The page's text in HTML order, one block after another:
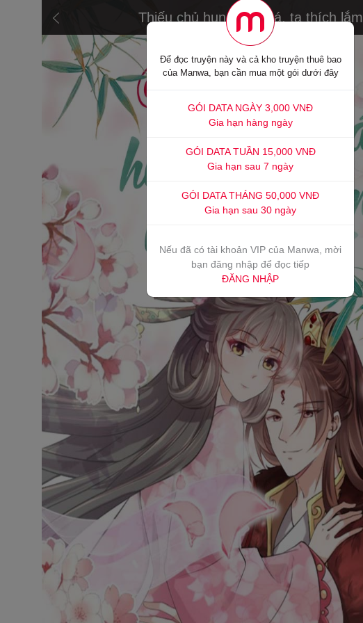
Thiếu chủ hung dữ quá, ta thích lắm
Để đọc truyện này và cả kho truyện thuê bao
của Manwa, bạn cần mua một gói dưới đây
GÓI DATA NGÀY 3,000 VNĐ
Gia hạn hàng ngày
GÓI DATA TUẦN 15,000 VNĐ
Gia hạn sau 7 ngày
GÓI DATA THÁNG 50,000 VNĐ
Gia hạn sau 30 ngày
Nếu đã có tài khoản VIP của Manwa, mời
bạn đăng nhập để đọc tiếp
ĐĂNG NHẬP